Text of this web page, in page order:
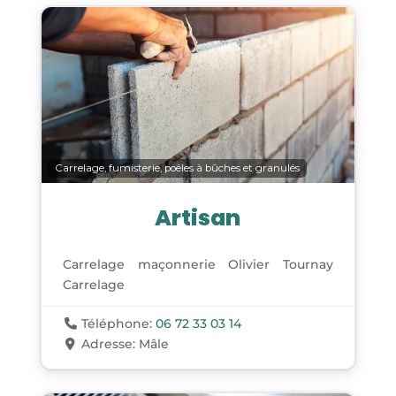
Carrelage, fumisterie, poêles à bûches et granulés
Artisan
Carrelage maçonnerie Olivier Tournay
Carrelage
Téléphone:06 72 33 03 14
Adresse: Mâle